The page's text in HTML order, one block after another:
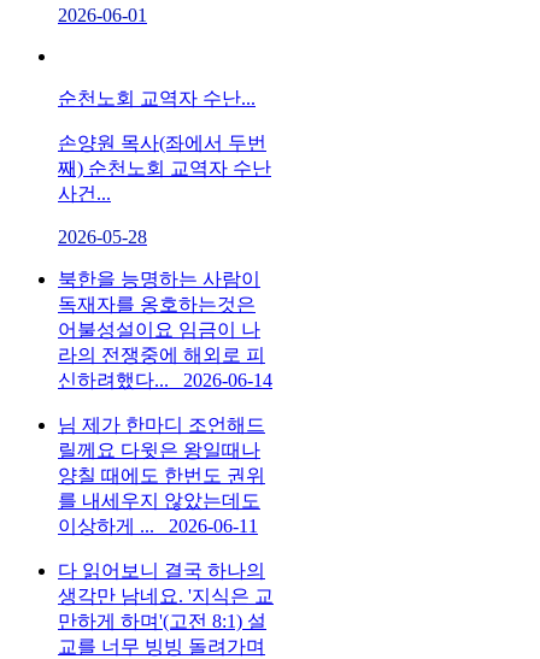
2026-06-01
순천노회 교역자 수난...
손양원 목사(좌에서 두번
째) 순천노회 교역자 수난
사건...
2026-05-28
북한을 능명하는 사람이
독재자를 옹호하는것은
어불성설이요 임금이 나
라의 전쟁중에 해외로 피
신하려했다...
2026-06-14
님 제가 한마디 조언해드
릴께요 다윗은 왕일때나
양칠 때에도 한번도 권위
를 내세우지 않았는데도
이상하게 ...
2026-06-11
다 읽어보니 결국 하나의
생각만 남네요. '지식은 교
만하게 하며'(고전 8:1) 설
교를 너무 빙빙 돌려가며